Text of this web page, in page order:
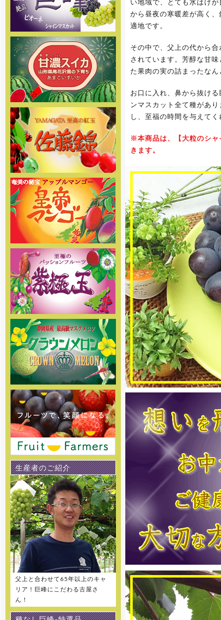
い地域で、とても水はけ
から昼夜の寒暖差が高く
適地です。
その中で、父上の代から
されています。芳醇な甘
た果肉の実の詰まったな
お口に入れ、鼻から抜け
ンマスカット全て種があ
し、至福の時間を与えてく
※本商品は、【大粒のシャ
きます。
予定しております。お楽しみに
[2017年5月19日]
2017年度ぶどう専門通販の予約
販売の受付を開始しました。商品
の発送は7月下旬頃からを予定して
おります。お楽しみに
[2017年5月19日]
姉妹店-2017年度スイカ専門通
販の予約販売の受付を開始しまし
た。商品の発送は7月下旬頃からを
予定しております。お楽しみに
[2017年5月18日 ]
姉妹店-2017年度桃専門通販の
予約販売の受付を開始しました。
味重視の泡がでる桃 泡桃姫を是非
お試し下さい！
[2017年5月1日 ]
姉妹店-2017年度クラウンメロ
ン専門通販の夏価格メニューがス
タートしました。 高級マスクメロ
ンを低価格にてご提供していま
す。是非この機会にご利用下さ
い。
[2017年4月1日 ]
さくらんぼ通販の2017年度の受
付を開始しました。絶品さくらん
ぼ佐藤錦を5月初め頃から産地直送
でご家庭へお届け致します。
[2017年4月1日]
姉妹店-パッションフルーツ紫極
玉の2017年度の予約販売の受付を
開始しました。商品の発送は6月中
旬頃からを予定しております。お
楽しみに
[2016年5月13日 ]
2016年度-ぶどう・巨峰専門通
販の販売受付スタートしました。
マスカットを是非お試し下さい！
[2016年5月13日 ]
姉妹店-桃通販の2016年度の販
売受付をスタートしました。味重
視の泡がでる桃 泡桃姫を是非お試
し下さい！
[2016年5月13日 ]
姉妹店-パッションフルーツ通販
の2016年度の販売受付をスタート
しました。
[2016年5月13日 ]
姉妹店-完熟マンゴー通販の
2016年度の販売受付をスタートし
ました。
[2016年5月13日 ]
姉妹店-甘濃スイカ通販の2016
年度の販売受付をスタートしまし
姉妹店-メロン専門通販の2016
生産者のご紹介
父上と合わせて65年以上のキャ
リア！巨峰にこだわる古屋さ
ん！